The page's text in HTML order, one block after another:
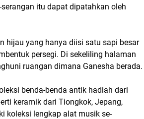
itu dapat dipatahkan oleh
hijau yang hanya diisi satu sapi besar
persegi. Di sekeliling halaman
ruangan dimana Ganesha berada.
benda-benda antik hadiah dari
keramik dari Tiongkok, Jepang,
koleksi lengkap alat musik se-